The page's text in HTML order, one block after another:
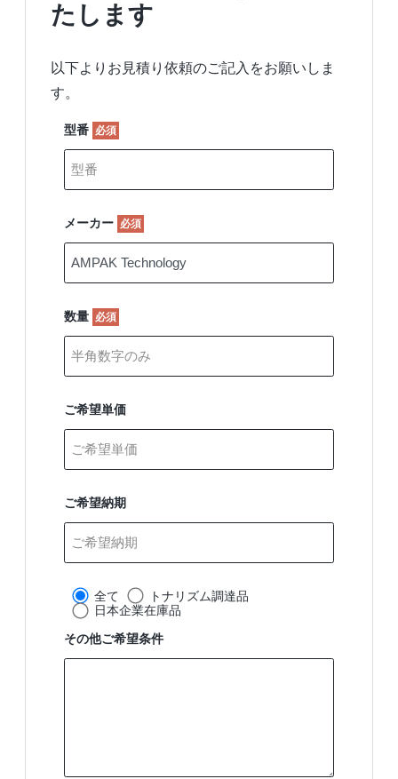
たします
以下よりお見積り依頼のご記入をお願いしま
す。
型番 必須
メーカー 必須
数量 必須
ご希望単価
ご希望納期
全て
トナリズム調達品
日本企業在庫品
その他ご希望条件